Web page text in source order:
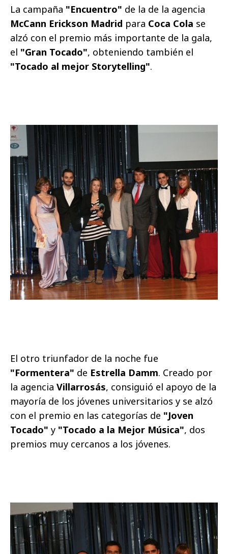
La campaña "Encuentro" de la de la agencia
McCann Erickson Madrid para Coca Cola se
alzó con el premio más importante de la gala,
el "Gran Tocado", obteniendo también el
"Tocado al mejor Storytelling".
El otro triunfador de la noche fue
"Formentera" de Estrella Damm. Creado por
la agencia Villarrosás, consiguió el apoyo de la
mayoría de los jóvenes universitarios y se alzó
con el premio en las categorías de "Joven
Tocado" y "Tocado a la Mejor Música", dos
premios muy cercanos a los jóvenes.